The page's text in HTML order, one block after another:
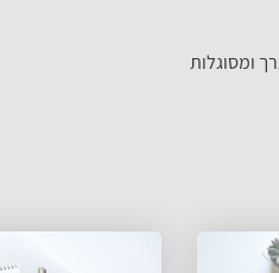
ומסוגלות